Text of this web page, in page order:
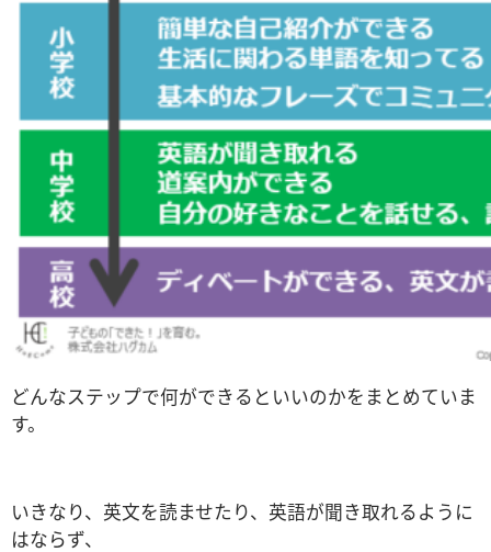
どんなステップで何ができるといいのかをまとめていま
す。
いきなり、英文を読ませたり、英語が聞き取れるように
はならず、